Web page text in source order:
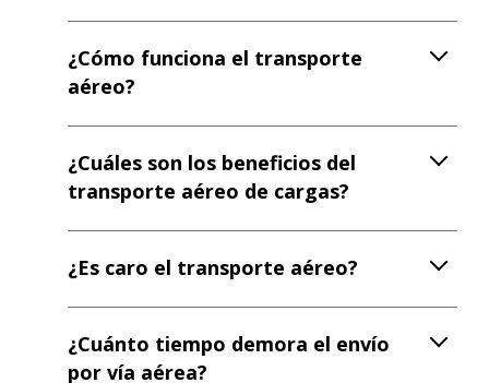
¿Cómo funciona el transporte
aéreo?
¿Cuáles son los beneficios del
transporte aéreo de cargas?
¿Es caro el transporte aéreo?
¿Cuánto tiempo demora el envío
por vía aérea?